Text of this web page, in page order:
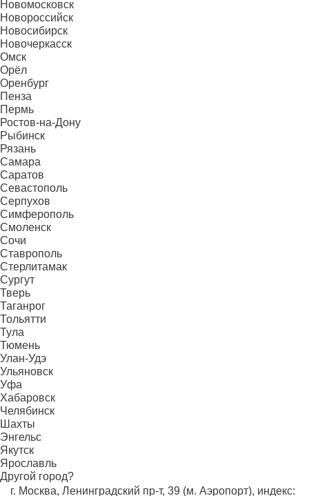
Новомосковск
Новороссийск
Новосибирск
Новочеркасск
Омск
Орёл
Оренбург
Пенза
Пермь
Ростов-на-Дону
Рыбинск
Рязань
Самара
Саратов
Севастополь
Серпухов
Симферополь
Смоленск
Сочи
Ставрополь
Стерлитамак
Сургут
Тверь
Таганрог
Тольятти
Тула
Тюмень
Улан-Удэ
Ульяновск
Уфа
Хабаровск
Челябинск
Шахты
Энгельс
Якутск
Ярославль
Другой город?
г. Москва, Ленинградский пр-т, 39 (м. Аэропорт), индекс: